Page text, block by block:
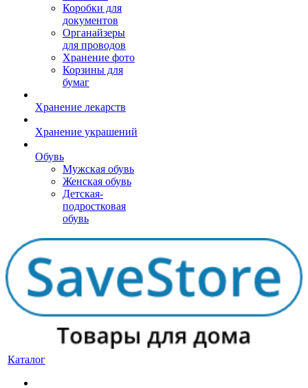
Коробки для
документов
Органайзеры
для проводов
Хранение фото
Корзины для
бумаг
Хранение лекарств
Хранение украшений
Обувь
Мужская обувь
Женская обувь
Детская-
подростковая
обувь
Каталог